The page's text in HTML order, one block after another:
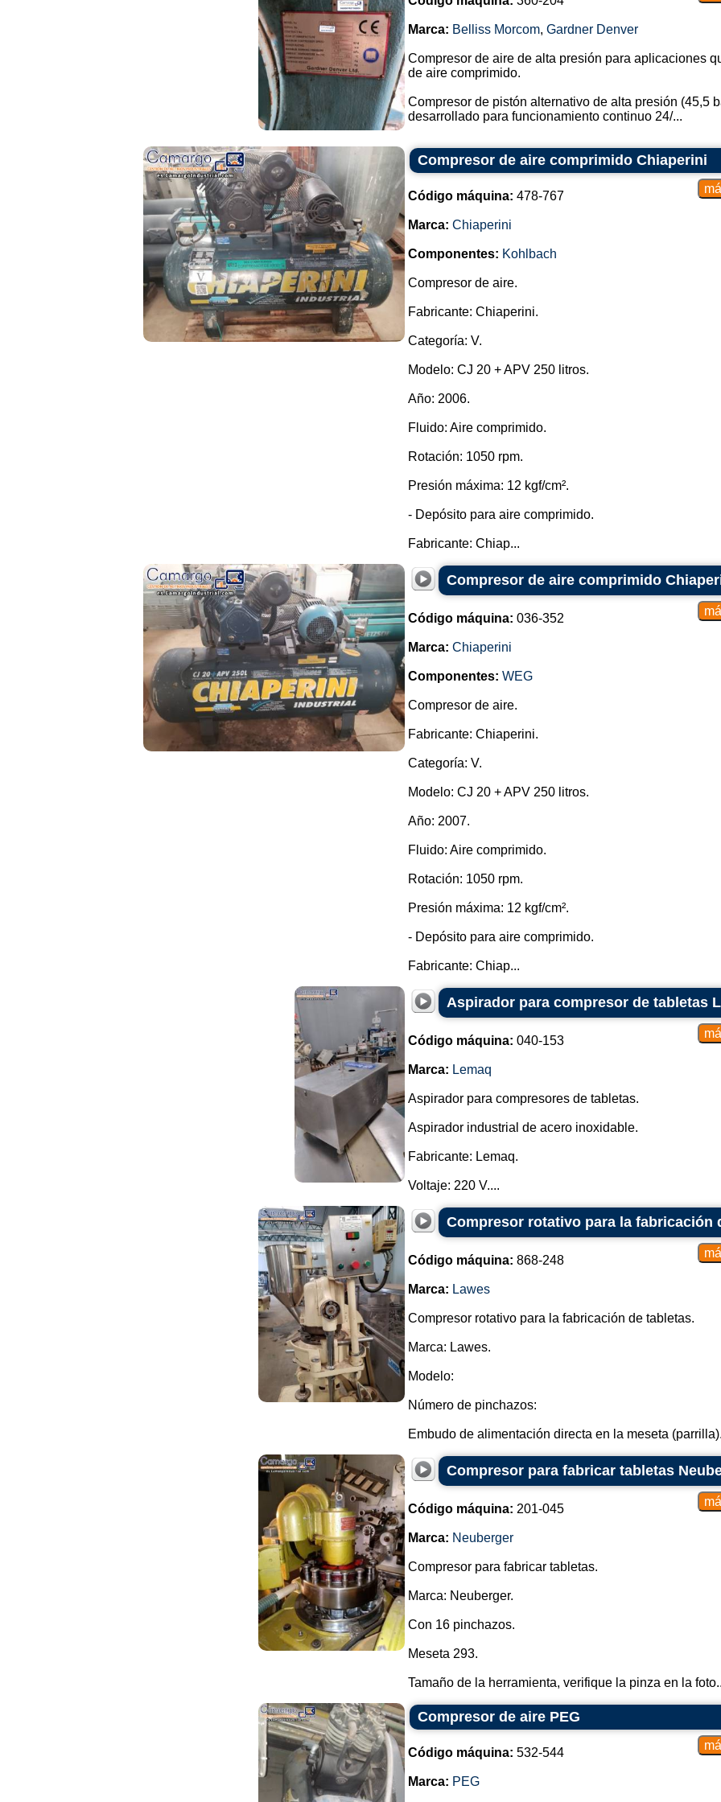
Marca: Belliss Morcom, Gardner Denver
Compresor de aire de alta presión para aplicaciones
de aire comprimido.
Compresor de pistón alternativo de alta presión (45,5
desarrollado para funcionamiento continuo 24/...
Compresor de aire comprimido Chiaperini
Código máquina: 478-767
Marca: Chiaperini
Componentes: Kohlbach
Compresor de aire.
Fabricante: Chiaperini.
Categoría: V.
Modelo: CJ 20 + APV 250 litros.
Año: 2006.
Fluido: Aire comprimido.
Rotación: 1050 rpm.
Presión máxima: 12 kgf/cm².
- Depósito para aire comprimido.
Fabricante: Chiap...
Compresor de aire comprimido
Código máquina: 036-352
Marca: Chiaperini
Componentes: WEG
Compresor de aire.
Fabricante: Chiaperini.
Categoría: V.
Modelo: CJ 20 + APV 250 litros.
Año: 2007.
Fluido: Aire comprimido.
Rotación: 1050 rpm.
Presión máxima: 12 kgf/cm².
- Depósito para aire comprimido.
Fabricante: Chiap...
Aspirador para compresor de tabletas
Código máquina: 040-153
Marca: Lemaq
Aspirador para compresores de tabletas.
Aspirador industrial de acero inoxidable.
Fabricante: Lemaq.
Voltaje: 220 V....
Compresor rotativo para la fabricación
Código máquina: 868-248
Marca: Lawes
Compresor rotativo para la fabricación de tabletas.
Marca: Lawes.
Modelo:
Número de pinchazos:
Embudo de alimentación directa en la meseta
Compresor para fabricar tabletas
Código máquina: 201-045
Marca: Neuberger
Compresor para fabricar tabletas.
Marca: Neuberger.
Con 16 pinchazos.
Meseta 293.
Tamaño de la herramienta, verifique la pinza en la
Compresor de aire PEG
Código máquina: 532-544
Marca: PEG